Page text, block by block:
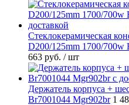
Стеклокерамическая
D200/125mm 1700/700w
663 руб. / шт
Держатель корпуса +
Br7001044 Mgr902br 1